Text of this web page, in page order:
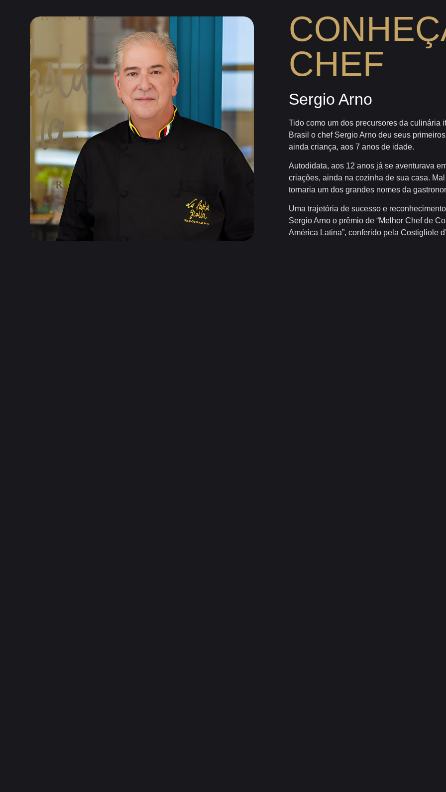
CHEF
Sergio Arno
Tido como um dos precursores da culinária
Brasil o chef Sergio Arno deu seus
ainda criança, aos 7 anos de idade.
Autodidata, aos 12 anos já se aventurava
criações, ainda na cozinha de sua casa.
tornaria um dos grandes nomes da
Uma trajetória de sucesso e
Sergio Arno o prêmio de “Melhor Chef de
América Latina”, conferido pela Costigliole